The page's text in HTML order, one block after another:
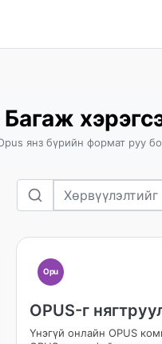
янз бүрийн формат руу
Opu
OPUS-г
Үнэгүй онлайн OPUS